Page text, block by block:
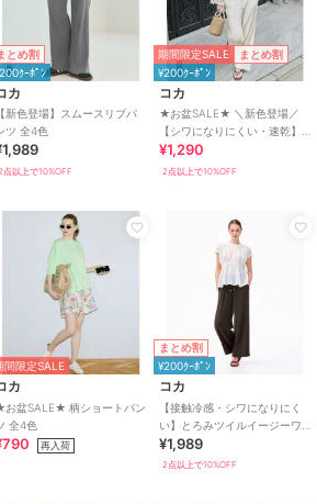
とめ割
ｸｰﾎﾟﾝ
カ
【新色登場】スムースリブパ
ツ 全4色
点以上で10%OFF
期間限定SALE まとめ割
¥200ｸｰﾎﾟﾝ
コカ
★お盆SALE★ ＼新色登場／
【シワになりにくい・速乾】
EAZY TEX リブパンツ 全7色
¥1,290
2点以上で10%OFF
間限定SALE
カ
お盆SALE★ 柄ショートパン
全4色
再入荷
まとめ割
¥200ｸｰﾎﾟﾝ
コカ
【接触冷感・シワになりにく
い】とろみツイルイージーワ
イドパンツ 全4色
¥1,989
2点以上で10%OFF